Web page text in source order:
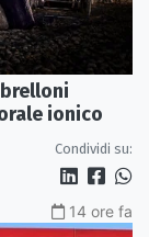
ionico
Condividi su:
14 ore fa